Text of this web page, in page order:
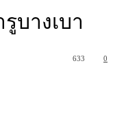
บางเบา
0
633